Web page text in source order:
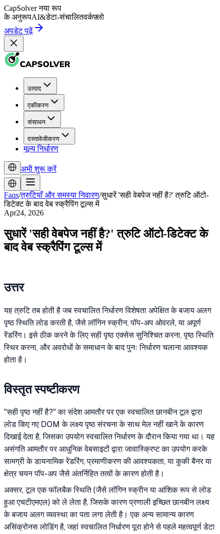
CapSolver नया रूप
के अनुरूपAI&डेटा-संचालितवर्कफ़्लो
अपडेट पढ़ें
उत्पाद
एकीकरण
संसाधन
दस्तावेजीकरण
मूल्य निर्धारण
अभी शुरू करें
Faqs/त्रुटियाँ और समस्या निवारण/सुधारें 'सही वेबपेज नहीं है?' त्रुटि ऑटो-
डिटेक्ट के बाद वेब स्क्रैपिंग टूल्स में
Apr24, 2026
सुधारें 'सही वेबपेज नहीं है?' त्रुटि ऑटो-डिटेक्ट के
बाद वेब स्क्रैपिंग टूल्स में
उत्तर
यह त्रुटि तब होती है जब स्वचालित निर्धारण विशेषता अपेक्षित के बजाय अलग
पृष्ठ स्थिति लोड करती है, जैसे लॉगिन स्क्रीन, पॉप-अप ओवरले, या अपूर्ण
रेंडरिंग। इसे ठीक करने के लिए सही पृष्ठ एक्सेस सुनिश्चित करना, पृष्ठ स्थिति
स्थिर करना, और अवरोधों के समाधान के बाद पुनः निर्धारण चलाना आवश्यक
होता है।
विस्तृत स्पष्टीकरण
"सही पृष्ठ नहीं है?" का संदेश आमतौर पर एक स्वचालित छानबीन टूल द्वारा
लोड किए गए DOM के लक्ष्य पृष्ठ संरचना के साथ मेल नहीं खाने के कारण
दिखाई देता है, जिसका उपयोग स्वचालित निर्धारण के दौरान किया गया था। यह
असंगति आमतौर पर आधुनिक वेबसाइटों द्वारा जावास्क्रिप्ट का उपयोग करके
सामग्री के डायनामिक रेंडरिंग, प्रमाणीकरण की आवश्यकता, या कुकी बैनर या
क्षेत्र चयन पॉप-अप जैसे अंतर्निहित तत्वों के कारण होती है।
अक्सर, टूल एक फॉलबैक स्थिति (जैसे लॉगिन स्क्रीन या आंशिक रूप से लोड
हुआ एचटीएमएल) को ले लेता है, जिसके कारण प्रणाली इच्छित छानबीन लक्ष्य
के बजाय अलग व्यवस्था का पता लगा लेती है। एक अन्य सामान्य कारण
असिंक्रोनस लोडिंग है, जहां स्वचालित निर्धारण पूरा होने से पहले महत्वपूर्ण डेटा